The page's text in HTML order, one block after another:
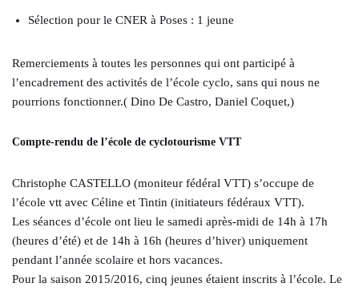
Sélection pour le CNER à Poses : 1 jeune
Remerciements à toutes les personnes qui ont participé à
l’encadrement des activités de l’école cyclo, sans qui nous ne
pourrions fonctionner.( Dino De Castro, Daniel Coquet,)
Compte-rendu de l’école de cyclotourisme VTT
Christophe CASTELLO (moniteur fédéral VTT) s’occupe de
l’école vtt avec Céline et Tintin (initiateurs fédéraux VTT).
Les séances d’école ont lieu le samedi après-midi de 14h à 17h
(heures d’été) et de 14h à 16h (heures d’hiver) uniquement
pendant l’année scolaire et hors vacances.
Pour la saison 2015/2016, cinq jeunes étaient inscrits à l’école. Le